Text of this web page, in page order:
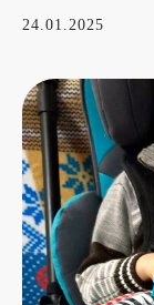
24.01.2025